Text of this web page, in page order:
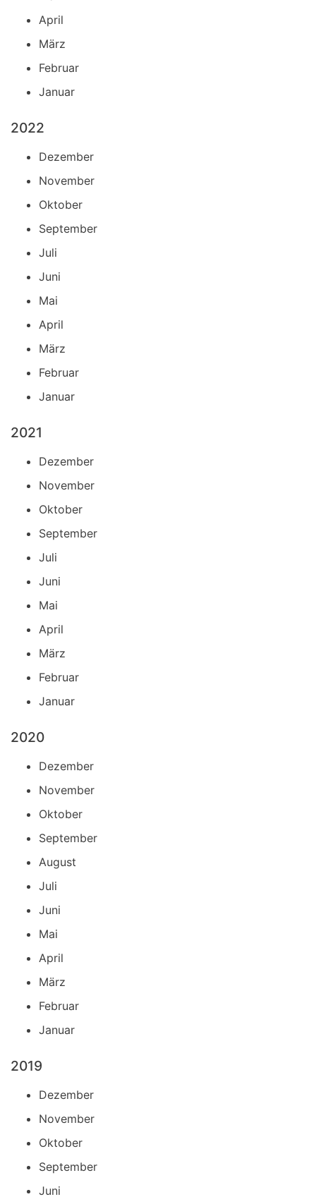
April
März
Februar
Januar
2022
Dezember
November
Oktober
September
Juli
Juni
Mai
April
März
Februar
Januar
2021
Dezember
November
Oktober
September
Juli
Juni
Mai
April
März
Februar
Januar
2020
Dezember
November
Oktober
September
August
Juli
Juni
Mai
April
März
Februar
Januar
2019
Dezember
November
Oktober
September
Juni